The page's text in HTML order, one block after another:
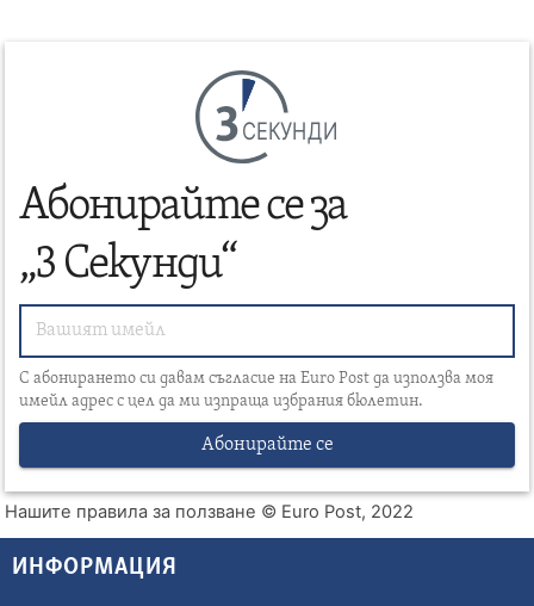
СЕКУНДИ
Абонирайте се за
„3 Секунди“
С абонирането си давам съгласие на Euro Post да използва моя
имейл адрес с цел да ми изпраща избрания бюлетин.
Абонирайте се
Нашите правила за ползване © Euro Post, 2022
ИНФОРМАЦИЯ